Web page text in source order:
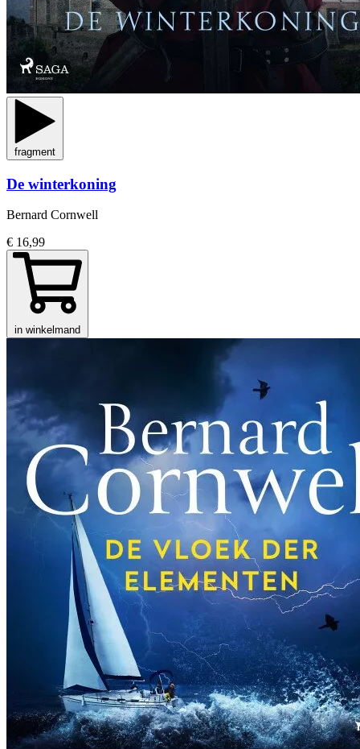
fragment
De winterkoning
Bernard Cornwell
€ 16,99
in winkelmand